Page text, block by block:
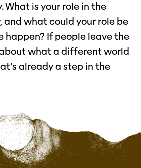
is your role in the
and what could your role be
happen? If people leave the
what a different world
already a step in the